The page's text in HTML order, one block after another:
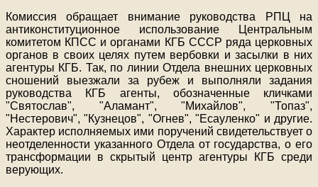
Комиссия обращает внимание руководства РПЦ на
антиконституционное использование Центральным
комитетом КПСС и органами КГБ СССР ряда церковных
органов в своих целях путем вербовки и засылки в них
агентуры КГБ. Так, по линии Отдела внешних церковных
сношений выезжали за рубеж и выполняли задания
руководства КГБ агенты, обозначенные кличками
"Святослав", "Аламант", "Михайлов", "Топаз",
"Нестерович", "Кузнецов", "Огнев", "Есауленко" и другие.
Характер исполняемых ими поручений свидетельствует о
неотделенности указанного Отдела от государства, о его
трансформации в скрытый центр агентуры КГБ среди
верующих.